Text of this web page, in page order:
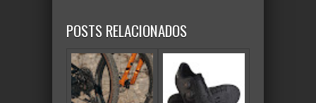
POSTS RELACIONADOS